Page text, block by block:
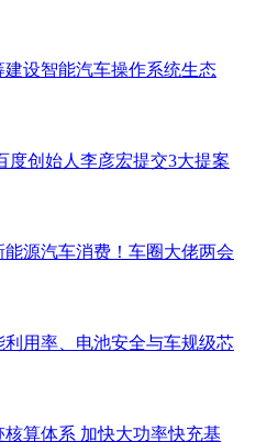
设智能汽车操作系统生态
度创始人李彦宏提交3大提案
源汽车消费！车圈大佬两会
用率、电池安全与车规级芯
算体系 加快大功率快充基